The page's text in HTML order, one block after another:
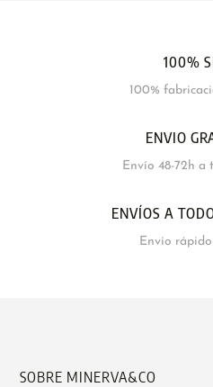
100%
100%
ENVIO
Envío 48-72h a
ENVÍOS A
Envío
SOBRE MINERVA&CO